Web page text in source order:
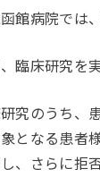
館病院では
臨床研究を
究のうち、
となる患者
、さらに拒